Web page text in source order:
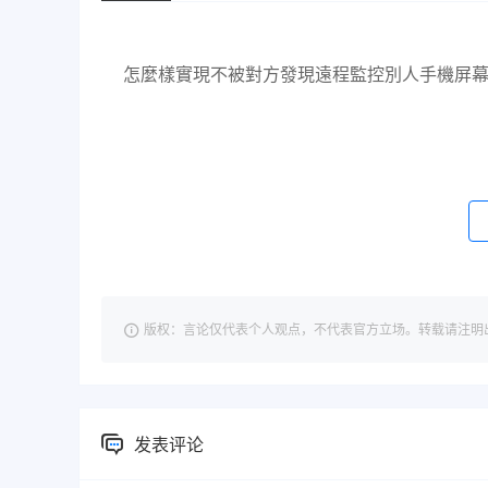
怎麼樣實現不被對方發現遠程監控別人手機屏
版权：言论仅代表个人观点，不代表官方立场。转载请
发表评论